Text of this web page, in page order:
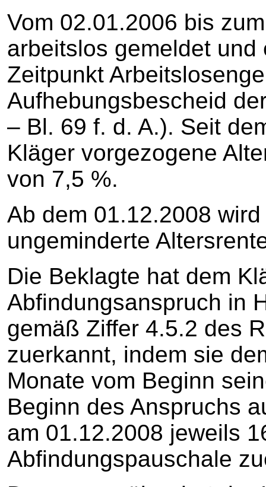
Vom 02.01.2006 bis
arbeitslos gemeldet
Zeitpunkt
Aufhebungsbescheid
– Bl. 69 f. d. A.). Seit
Kläger vorgezogene
von 7,5 %.
Ab dem 01.12.2008
ungeminderte
Die Beklagte hat dem
Abfindungsanspruch in
gemäß Ziffer 4.5.2 des
zuerkannt, indem sie
Monate vom Beginn
Beginn des Anspruchs
am 01.12.2008 jeweils
Abfindungspauschale